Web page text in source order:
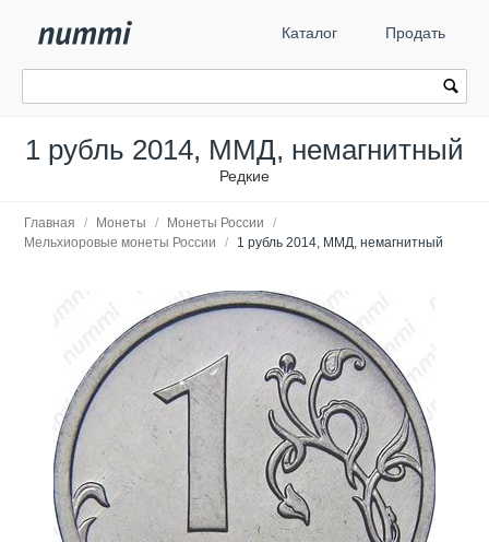
Каталог Продать
1 рубль 2014, ММД, немагнитный
Редкие
Главная / Монеты / Монеты России
/
Мельхиоровые монеты России
/ 1 рубль 2014, ММД, немагнитный